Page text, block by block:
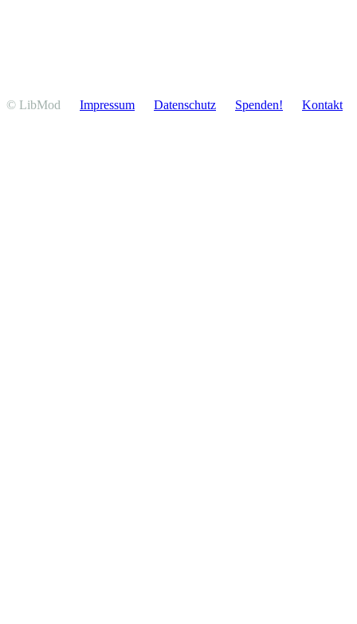
© LibMod Impressum Daten­schutz Spenden! Kontakt